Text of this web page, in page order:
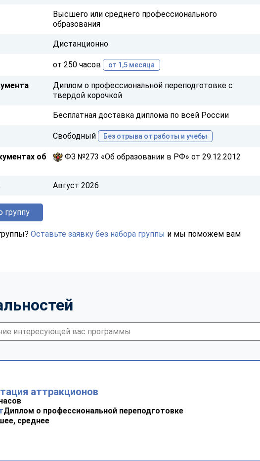
Высшего или среднего профессионального
образования
Дистанционно
от 250 часов от 1,5 месяца
Диплом о профессиональной переподготовке с
твердой корочкой
Бесплатная доставка диплома по всей России
Свободный Без отрыва от работы и учебы
об
ФЗ №273 «Об образовании в РФ» от 29.12.2012
Август 2026
группу
Оставьте заявку без набора группы и мы поможем вам
аттракционов
Диплом о профессиональной переподготовке
среднее